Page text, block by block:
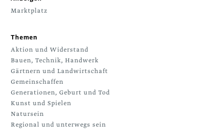
Marktplatz
Themen
Aktion und Widerstand
Bauen, Technik, Handwerk
Gärtnern und Landwirtschaft
Gemeinschaffen
Generationen, Geburt und Tod
Kunst und Spielen
Natursein
Regional und unterwegs sein